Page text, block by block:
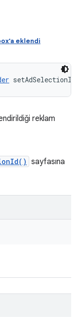
eklendi
reklam
sayfasına